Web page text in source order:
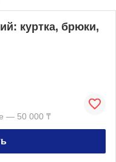
куртка, брюки,
— 50 000 ₸